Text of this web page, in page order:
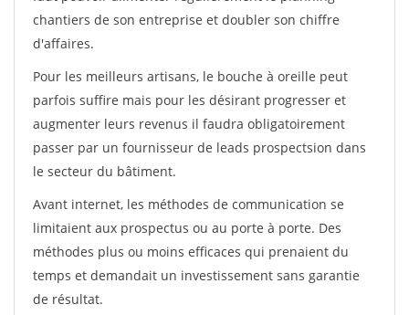
chantiers de son entreprise et doubler son chiffre
d'affaires.
Pour les meilleurs artisans, le bouche à oreille peut
parfois suffire mais pour les désirant progresser et
augmenter leurs revenus il faudra obligatoirement
passer par un fournisseur de leads prospectsion dans
le secteur du bâtiment.
Avant internet, les méthodes de communication se
limitaient aux prospectus ou au porte à porte. Des
méthodes plus ou moins efficaces qui prenaient du
temps et demandait un investissement sans garantie
de résultat.